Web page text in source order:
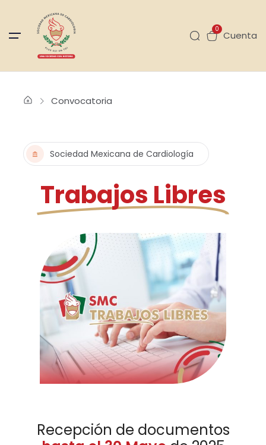
0
Cuenta
Convocatoria
Sociedad Mexicana de Cardiología
Trabajos Libres
Recepción de documentos